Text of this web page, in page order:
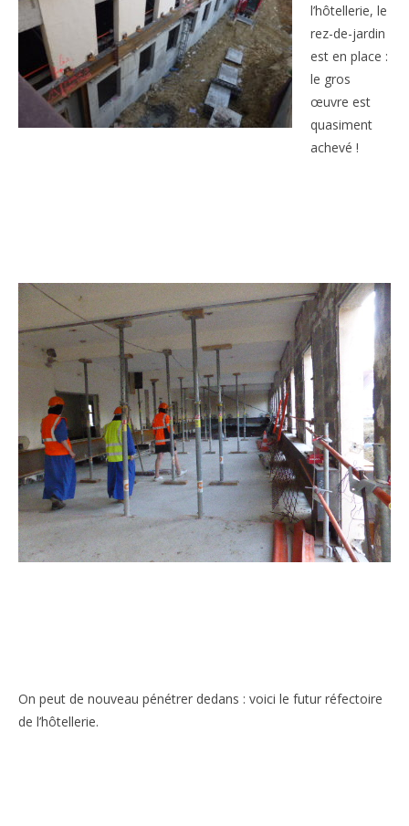
l’hôtellerie, le
rez-de-jardin
est en place :
le gros
œuvre est
quasiment
achevé !
On peut de nouveau pénétrer dedans : voici le futur réfectoire
de l’hôtellerie.